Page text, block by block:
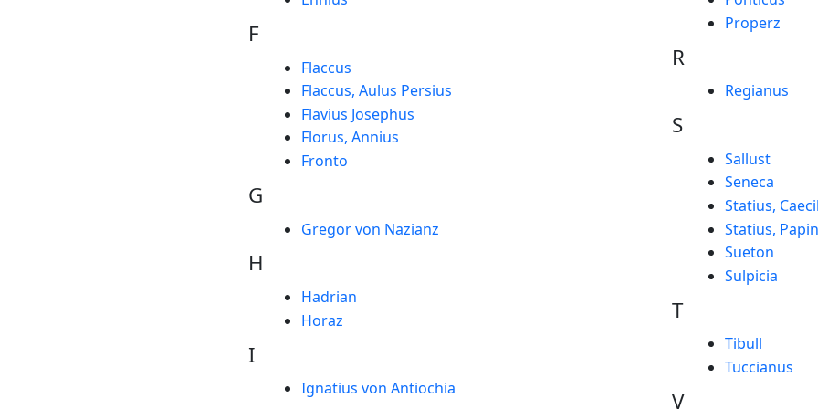
F
Flaccus
Flaccus, Aulus Persius
Flavius Josephus
Florus, Annius
Fronto
G
Gregor von Nazianz
H
Hadrian
Horaz
I
Ignatius von Antiochia
Properz
R
Regianus
S
Sallust
Seneca
Statius,
Statius,
Sueton
Sulpicia
T
Tibull
Tuccianus
V